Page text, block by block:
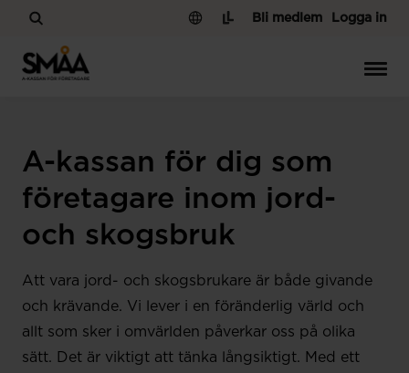
Hoppa till innehåll
Logga in
Bli medlem
A-kassan för dig som
företagare inom jord-
och skogsbruk
Att vara jord- och skogsbrukare är både givande
och krävande. Vi lever i en föränderlig värld och
allt som sker i omvärlden påverkar oss på olika
sätt. Det är viktigt att tänka långsiktigt. Med ett